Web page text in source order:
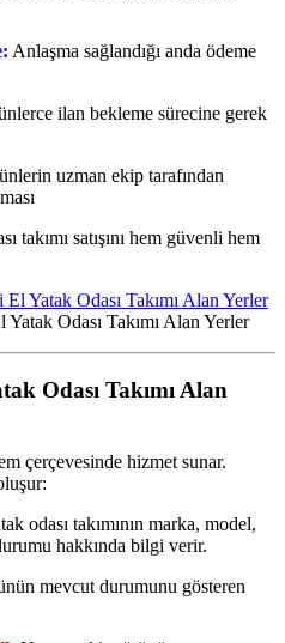
Anlaşma sağlandığı anda ödeme
ilan bekleme sürecine gerek
uzman ekip tarafından
takımı satışını hem güvenli hem
Odası Takımı Alan Yerler
Odası Takımı Alan
çerçevesinde hizmet sunar.
odası takımının marka, model,
hakkında bilgi verir.
mevcut durumunu gösteren